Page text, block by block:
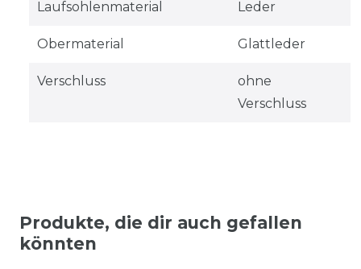
Laufsohlenmaterial Leder
Obermaterial Glattleder
Verschluss
ohne
Verschluss
Produkte, die dir auch gefallen
könnten